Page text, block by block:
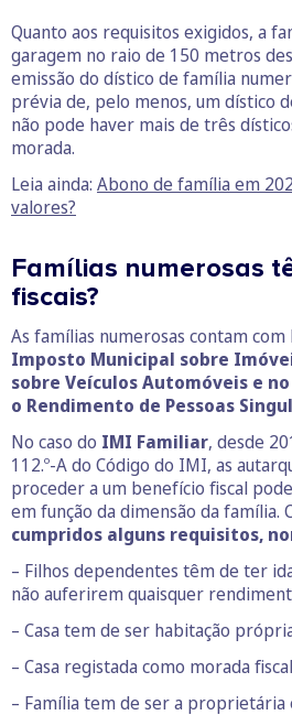
Quanto aos requisitos exigidos, a
garagem no raio de 150 metros
emissão do dístico de família
prévia de, pelo menos, um dístico
não pode haver mais de três
morada.
Leia ainda: Abono de família em
valores?
Famílias numerosas
fiscais?
As famílias numerosas contam
Imposto Municipal sobre
sobre Veículos Automóveis e
o Rendimento de Pessoas
No caso do IMI Familiar, desde
112.º-A do Código do IMI, as
proceder a um benefício fiscal
em função da dimensão da família.
cumpridos alguns requisitos,
– Filhos dependentes têm de ter
não auferirem quaisquer
– Casa tem de ser habitação
– Casa registada como morada
– Família tem de ser a proprietária